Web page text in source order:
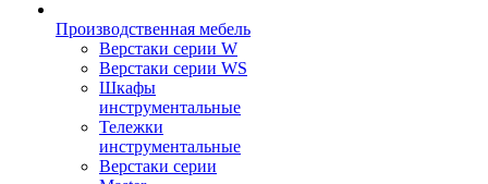
Производственная мебель
Верстаки серии W
Верстаки серии WS
Шкафы
инструментальные
Тележки
инструментальные
Верстаки серии